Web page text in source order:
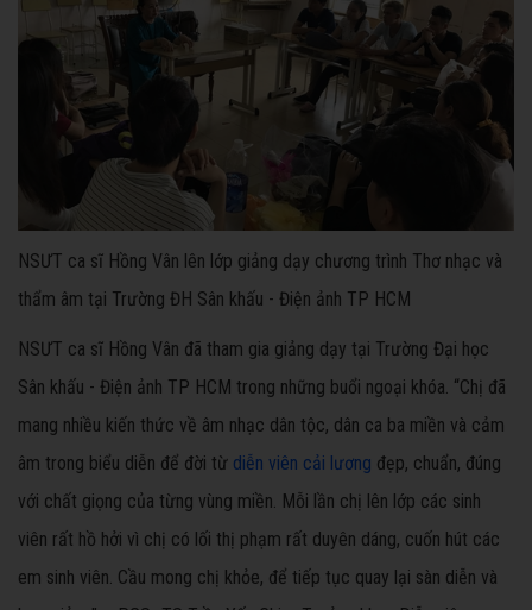
NSƯT ca sĩ Hồng Vân lên lớp giảng dạy chương trình Thơ nhạc và
thẩm âm tại Trường ĐH Sân khấu - Điện ảnh TP HCM
NSƯT ca sĩ Hồng Vân đã tham gia giảng dạy tại Trường Đại học
Sân khấu - Điện ảnh TP HCM trong những buổi ngoại khóa. “Chị đã
mang nhiều kiến thức về âm nhạc dân tộc, dân ca ba miền và cảm
âm trong biểu diễn để đời từ diễn viên cải lương đẹp, chuẩn, đúng
với chất giọng của từng vùng miền. Mỗi lần chị lên lớp các sinh
viên rất hồ hởi vì chị có lối thị phạm rất duyên dáng, cuốn hút các
em sinh viên. Cầu mong chị khỏe, để tiếp tục quay lại sàn diễn và